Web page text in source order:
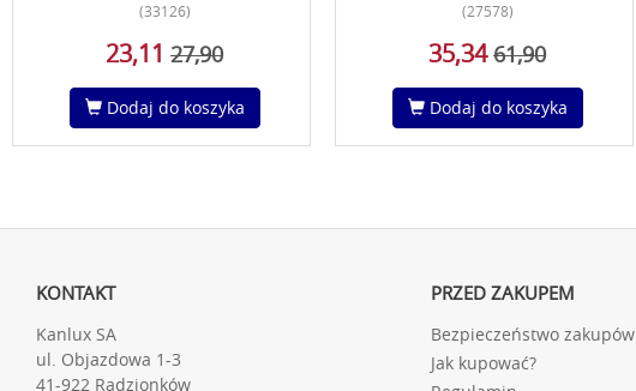
(33126)
23,11 27,90
Dodaj do koszyka
(27578)
35,34 61,90
Dodaj do koszyka
KONTAKT
Kanlux SA
ul. Objazdowa 1-3
41-922 Radzionków
PRZED ZAKUPEM
Bezpieczeństwo zakupów
Jak kupować?